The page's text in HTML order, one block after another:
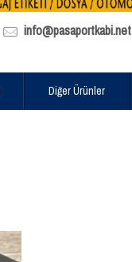
info@pasaportkabi.net
Diğer Ürünler